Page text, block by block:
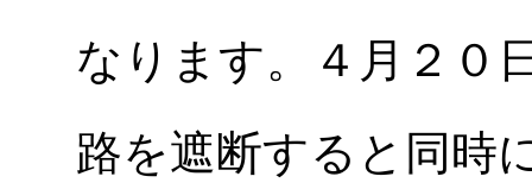
なります。４月２０
路を遮断すると同時